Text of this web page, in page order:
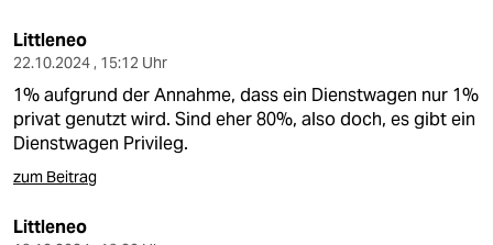
Littleneo
22.10.2024 , 15:12 Uhr
1% aufgrund der Annahme, dass ein Dienstwagen nur 1%
privat genutzt wird. Sind eher 80%, also doch, es gibt ein
Dienstwagen Privileg.
zum Beitrag
Littleneo